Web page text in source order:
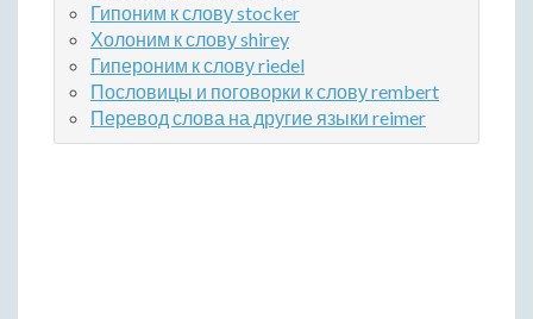
Гипоним к слову stocker
Холоним к слову shirey
Гипероним к слову riedel
Пословицы и поговорки к слову rembert
Перевод слова на другие языки reimer